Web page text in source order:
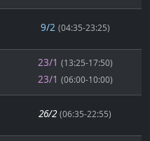
9/2 (04:35-23:25)
23/1 (13:25-17:50)
23/1 (06:00-10:00)
26/2 (06:35-22:55)